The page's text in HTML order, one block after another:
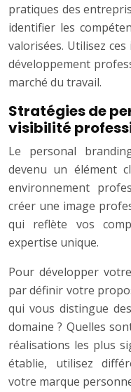
pratiques des
identifier les
valorisées. Utilisez
développement
marché du travail.
Stratégies de
visibilité
Le personal
devenu un élément
environnement
créer une image
qui reflète vos
expertise unique.
Pour développer
par définir votre
qui vous distingue
domaine ? Quelles
réalisations les plus
établie, utilisez
votre marque